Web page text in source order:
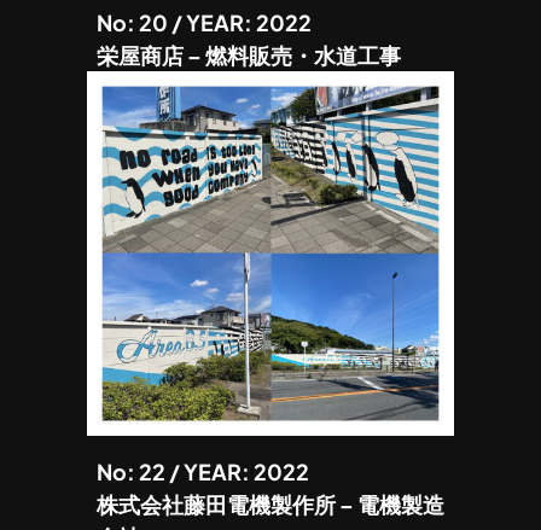
No: 20 / YEAR: 2022
栄屋商店 – 燃料販売・水道工事
No: 22 / YEAR: 2022
株式会社藤田電機製作所 – 電機製造